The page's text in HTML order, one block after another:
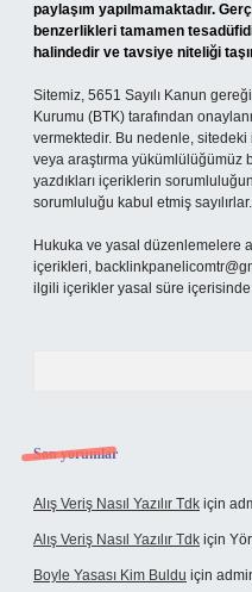
paylaşım yapılmamaktadır.
benzerlikleri tamamen
halindedir ve tavsiye niteliği
Sitemiz, 5651 Sayılı Kanun
Kurumu (BTK) tarafından
vermektedir. Bu nedenle,
veya araştırma yükümlülüğümüz
yazdıkları içeriklerin
sorumluluğu kabul etmiş sayılırlar.
Hukuka ve yasal düzenlemelere
içerikleri,
ilgili içerikler yasal süre içerisinde
Son yorumlar
Alış Veriş Nasıl Yazılır Tdk için
Alış Veriş Nasıl Yazılır Tdk için
Boyle Yasası Kim Buldu için